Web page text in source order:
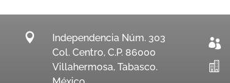

Independencia Núm. 303
Col. Centro, C.P. 86000
Villahermosa, Tabasco.

